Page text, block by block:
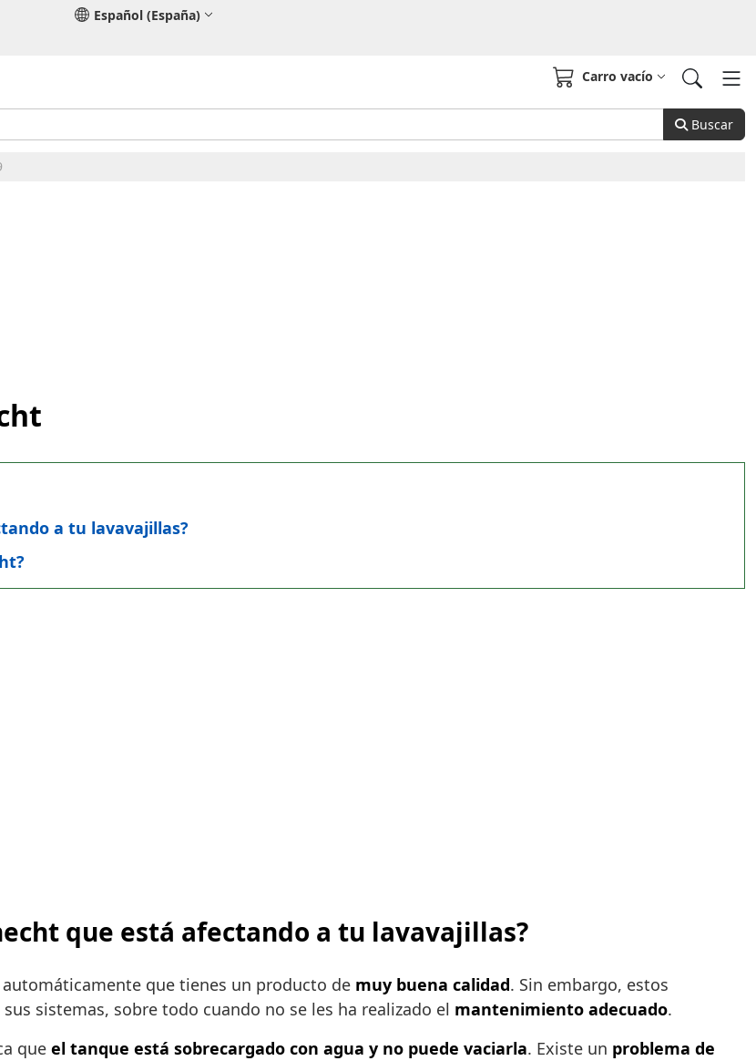
Español (España)
Buscar
Carro vacío
a tu lavavajillas?
que está afectando a tu lavavajillas?
que tienes un producto de muy buena calidad. Sin embargo, estos
sistemas, sobre todo cuando no se les ha realizado el mantenimiento adecuado.
que el tanque está sobrecargado con agua y no puede vaciarla. Existe un problema de